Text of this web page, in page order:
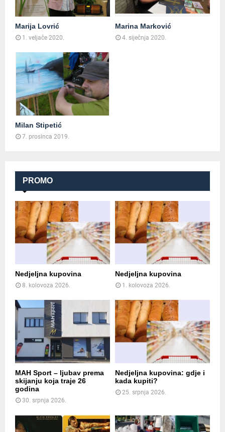
Marija Lovrić
1. veljače 2020.
Marina Marković
4. siječnja 2020.
Milan Stipetić
7. prosinca 2019.
PROMO
Nedjeljna kupovina
8. kolovoza 2026.
Nedjeljna kupovina
1. kolovoza 2026.
MAH Sport – ljubav prema
skijanju koja traje 26
godina
30. srpnja 2026.
Nedjeljna kupovina: gdje i
kada kupiti?
25. srpnja 2026.